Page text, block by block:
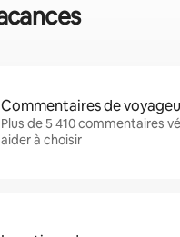
Commentaires de
Plus de 5 410 commentaires
aider à choisir